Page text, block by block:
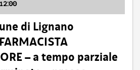
di Lignano
– a tempo parziale